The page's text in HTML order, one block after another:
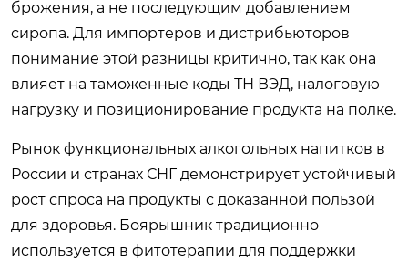
брожения, а не последующим добавлением
сиропа. Для импортеров и дистрибьюторов
понимание этой разницы критично, так как она
влияет на таможенные коды ТН ВЭД, налоговую
нагрузку и позиционирование продукта на полке.
Рынок функциональных алкогольных напитков в
России и странах СНГ демонстрирует устойчивый
рост спроса на продукты с доказанной пользой
для здоровья. Боярышник традиционно
используется в фитотерапии для поддержки